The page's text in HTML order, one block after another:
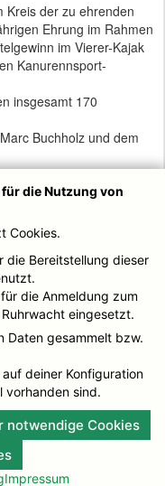
Kreis der zu ehrenden
Ehrung im Rahmen
im Vierer-Kajak
Kanurennsport-
insgesamt 170
Buchholz und dem
für ihre herausragende
Veranstaltung
einen
ein tolles dreistündiges
Darbietungen an.
Ehrung, die in diesem
Miguel
die Nutzung von
Cookies.
die Bereitstellung dieser
die Anmeldung zum
eingesetzt.
Daten gesammelt bzw.
deiner Konfiguration
vorhanden sind.
notwendige Cookies
Impressum